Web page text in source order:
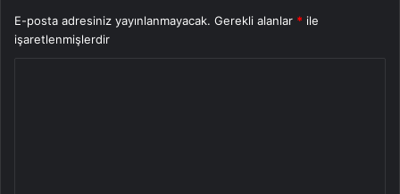
E-posta adresiniz yayınlanmayacak. Gerekli alanlar * ile
işaretlenmişlerdir